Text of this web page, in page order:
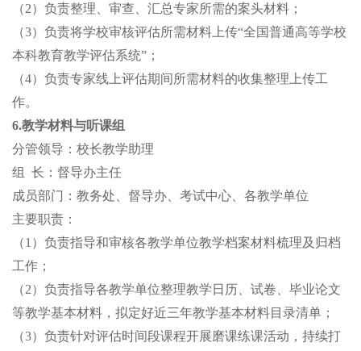
（2）负责整理、审查、汇总专家所需的案头材料；
（3）负责将学校审核评估所需材料上传“全国普通高等学校
本科教育教学评估系统”；
（4）负责专家线上评估期间所需材料的收集整理上传工
作。
6.教学材料与听课组
分管领导： 校长教学助理
组 长：督导办主任
成员部门：教务处、督导办、考试中心、各教学单位
主要职责：
（1）负责指导和审核各教学单位教学档案材料梳理及归档
工作；
（2）负责指导各教学单位整理教学日历、试卷、毕业论文
等教学基本材料，拟定好近三年教学基本材料目录清单；
（3）负责针对评估时间段课程开展磨课练课活动，持续打